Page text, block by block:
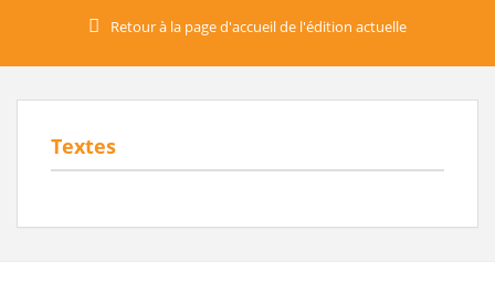
Retour à la page d'accueil de l'édition actuelle
Textes